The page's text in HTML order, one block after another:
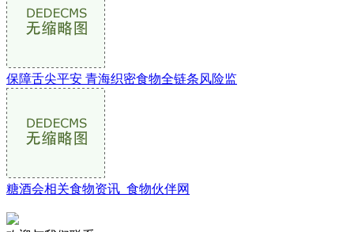
保障舌尖平安 青海织密食物全链条风险监
糖酒会相关食物资讯_食物伙伴网